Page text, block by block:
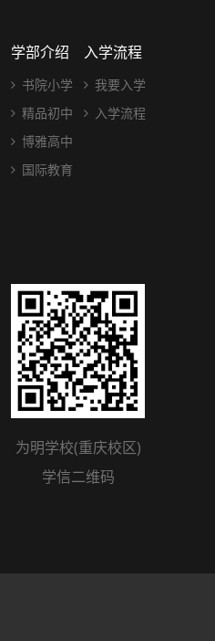
学部介绍
书院小学
精品初中
博雅高中
国际教育
入学流程
我要入学
入学流程
为明学校(重庆校区)
学信二维码